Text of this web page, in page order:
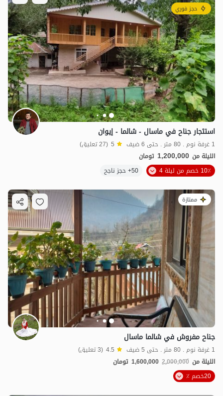
حجز فوري
استئجار جناح في ماسال - شالما - إيوان
1 غرفة نوم . 80 متر . حتى 6 ضيف 5 (27 تعليق)
الليلة من 1,200,000 تومان
10٪ خصم من ليلة 4
50+ حجز ناجح
ممتازة
جناح مفروش في شالما ماسال
1 غرفة نوم . 80 متر . حتى 5 ضيف 4.5 (3 تعليق)
الليلة من 2,000,000
1,600,000 تومان
20خصم ٪